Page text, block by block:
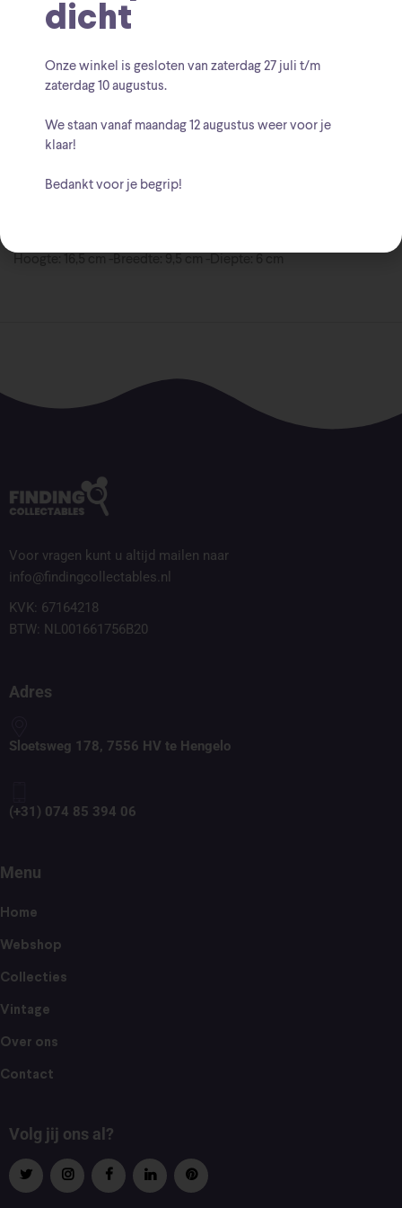
Mouse Halloween
Merk:Walt Disney
Hoogte: 16,5 cm -Breedte: 9,5 cm -Diepte: 6 cm
Voor vragen kunt u altijd mailen naar
info@findingcollectables.nl
KVK: 67164218
BTW: NL001661756B20
Adres
Sloetsweg 178, 7556 HV te Hengelo
(+31) 074 85 394 06
Menu
Home
Webshop
Collecties
Vintage
Over ons
Contact
Volg jij ons al?
dicht
Onze winkel is gesloten van zaterdag27 juli t/m
zaterdag 10 augustus.
We staan vanaf maandag 12 augustus weer voor je
klaar!
Bedankt voor je begrip!